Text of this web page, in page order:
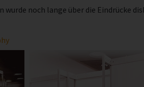
wurde noch lange über die Eindrücke